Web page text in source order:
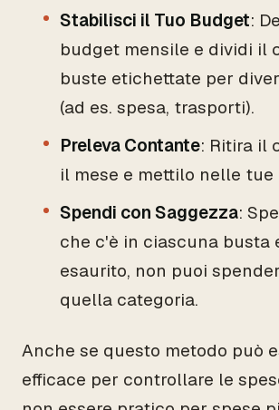
Stabilisci il Tuo Budget:
budget mensile e dividi il
buste etichettate per
(ad es. spesa, trasporti).
Preleva Contante: Ritira il
il mese e mettilo nelle tue
Spendi con Saggezza:
che c'è in ciascuna busta
esaurito, non puoi
quella categoria.
Anche se questo metodo può
efficace per controllare le